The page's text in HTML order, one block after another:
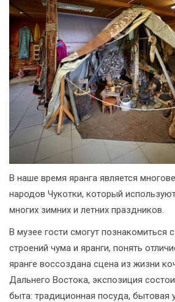
В наше время яранга является
народов Чукотки, который
многих зимних и летних праздников.
В музее гости смогут познакомиться
строений чума и яранги, понять
яранге воссоздана сцена из жизни
Дальнего Востока, экспозиция
быта: традиционная посуда, бытовая